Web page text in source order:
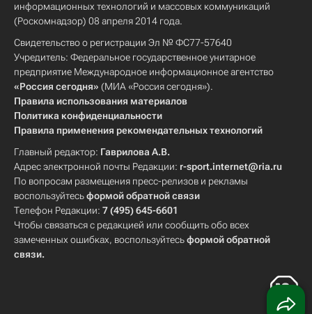
информационных технологий и массовых коммуникаций
(Роскомнадзор) 08 апреля 2014 года.
Свидетельство о регистрации Эл № ФС77-57640
Учредитель: Федеральное государственное унитарное
предприятие Международное информационное агентство
«Россия сегодня» (МИА «Россия сегодня»).
Правила использования материалов
Политика конфиденциальности
Правила применения рекомендательных технологий
Главный редактор: Гаврилова А.В.
Адрес электронной почты Редакции: r-sport.internet@ria.ru
По вопросам размещения пресс-релизов и рекламы
воспользуйтесьформой обратной связи
Телефон Редакции: 7 (495) 645-6601
Чтобы связаться с редакцией или сообщить обо всех
замеченных ошибках, воспользуйтесьформой обратной
связи.